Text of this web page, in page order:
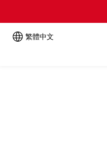
繁體中文